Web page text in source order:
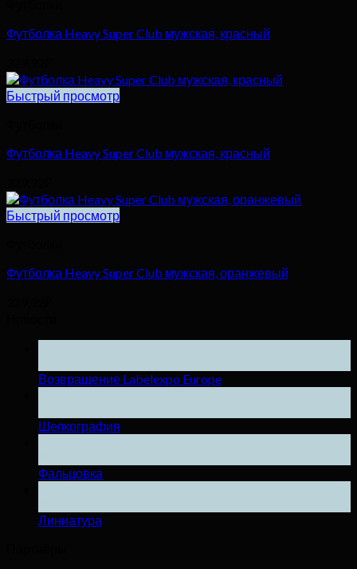
Футболка Heavy Super Club мужская, красный
Быстрый просмотр
Футболка Heavy Super Club мужская, красный
Быстрый просмотр
Футболка Heavy Super Club мужская, оранжевый
Возвращение Labelexpo Europe
Шелкография
Фальцовка
Линиатура